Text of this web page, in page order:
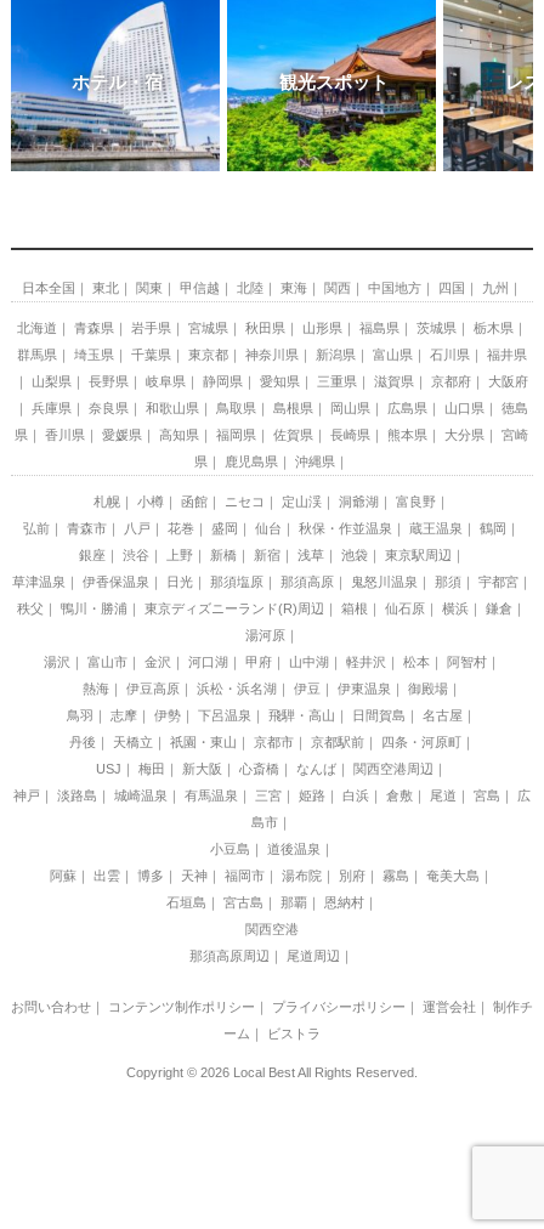
ホテル・宿 観光スポット レ
日本全国 東北 関東 甲信越 北陸 東海 関西 中国地方 四国 九州
北海道 青森県 岩手県 宮城県 秋田県 山形県 福島県 茨城県
栃木県
群馬県
埼玉県 千葉県 東京都 神奈川県 新潟県 富山県 石川県
福井県
山梨県
長野県 岐阜県 静岡県 愛知県 三重県 滋賀県 京都府
大阪府
兵庫県
奈良県 和歌山県 鳥取県 島根県 岡山県 広島県 山口県
徳島
県
香川県 愛媛県 高知県 福岡県 佐賀県 長崎県 熊本県 大分県
宮崎
県
鹿児島県 沖縄県
札幌 小樽 函館 ニセコ 定山渓 洞爺湖
富良野
弘前
青森市 八戸 花巻 盛岡 仙台 秋保・作並温泉 蔵王温泉
鶴岡
銀座
渋谷 上野 新橋 新宿 浅草 池袋
東京駅周辺
草津温泉
伊香保温泉 日光 那須塩原 那須高原 鬼怒川温泉 那須
宇都宮
秩父
鴨川・勝浦 東京ディズニーランド(R)周辺 箱根 仙石原 横浜
鎌倉
湯河原
湯沢
富山市 金沢 河口湖 甲府 山中湖 軽井沢 松本
阿智村
熱海
伊豆高原 浜松・浜名湖 伊豆 伊東温泉
御殿場
鳥羽
志摩 伊勢 下呂温泉 飛騨・高山 日間賀島
名古屋
丹後
天橋立 祇園・東山 京都市 京都駅前
四条・河原町
USJ
梅田 新大阪 心斎橋 なんば
関西空港周辺
神戸
淡路島 城崎温泉 有馬温泉 三宮 姫路 白浜 倉敷 尾道 宮島
広
島市
小豆島
道後温泉
阿蘇
出雲 博多 天神 福岡市 湯布院 別府 霧島
奄美大島
石垣島
宮古島 那覇
恩納村
関西空港
那須高原周辺
尾道周辺
お問い合わせ｜ コンテンツ制作ポリシー プライバシーポリシー 運営会社
制作チ
ーム
ビストラ
Copyright © 2026 Local Best All Rights Reserved.